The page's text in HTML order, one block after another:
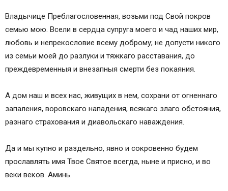
Владычице Преблагословенная, возьми под Свой покров
семью мою. Всели в сердца супруга моего и чад наших мир,
любовь и непрекословие всему доброму; не допусти никого
из семьи моей до разлуки и тяжкаго расставания, до
преждевременныя и внезапныя смерти без покаяния.
А дом наш и всех нас, живущих в нем, сохрани от огненнаго
запаления, воровскаго нападения, всякаго злаго обстояния,
разнаго страхования и диавольскаго наваждения.
Да и мы купно и раздельно, явно и сокровенно будем
прославлять имя Твое Святое всегда, ныне и присно, и во
веки веков. Аминь.